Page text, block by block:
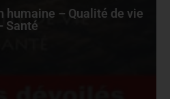
humaine – Qualité de vie
Santé